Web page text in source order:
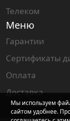
Телеком
Меню
Гарантии
Сертификаты
Оплата
Доставка
Мы используем
сайтом удобнее.